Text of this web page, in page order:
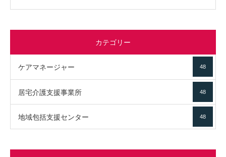
カテゴリー
ケアマネージャー 48
居宅介護支援事業所 48
地域包括支援センター 48